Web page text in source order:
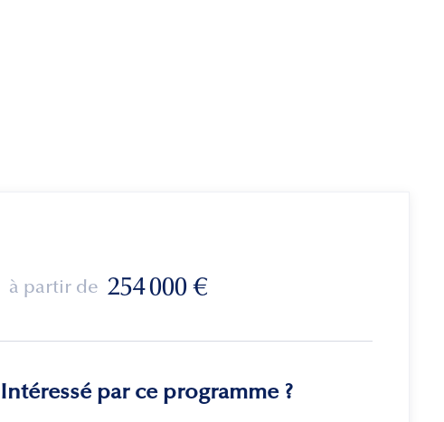
à partir de 254 000 €
Intéressé par ce programme ?